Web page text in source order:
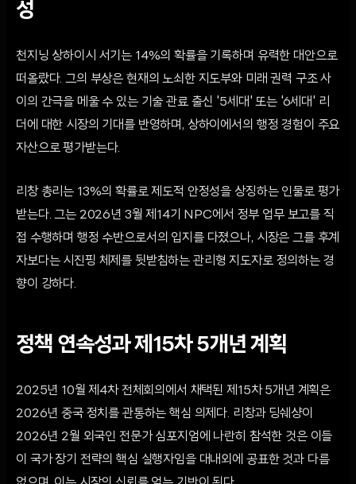
성
천지닝 상하이시 서기는 14%의 확률을 기록하며 유력한 대안으로
떠올랐다. 그의 부상은 현재의 노쇠한 지도부와 미래 권력 구조 사
이의 간극을 메울 수 있는 기술 관료 출신 '5세대' 또는 '6세대' 리
더에 대한 시장의 기대를 반영하며, 상하이에서의 행정 경험이 주요
자산으로 평가받는다.
리창 총리는 13%의 확률로 제도적 안정성을 상징하는 인물로 평가
받는다. 그는 2026년 3월 제14기 NPC에서 정부 업무 보고를 직
접 수행하며 행정 수반으로서의 입지를 다졌으나, 시장은 그를 후계
자보다는 시진핑 체제를 뒷받침하는 관리형 지도자로 정의하는 경
향이 강하다.
정책 연속성과 제15차 5개년 계획
2025년 10월 제4차 전체회의에서 채택된 제15차 5개년 계획은
2026년 중국 정치를 관통하는 핵심 의제다. 리창과 딩쉐샹이
2026년 2월 외국인 전문가 심포지엄에 나란히 참석한 것은 이들
이 국가 장기 전략의 핵심 실행자임을 대내외에 공표한 것과 다름